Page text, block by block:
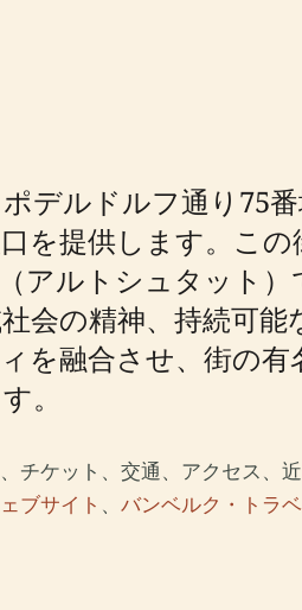
デルドルフ通り75
を提供します。こ
アルトシュタット
会の精神、持続可
を融合させ、街の
。
チケット、交通、アクセス、
ブサイト 、 バンベルク・トラ